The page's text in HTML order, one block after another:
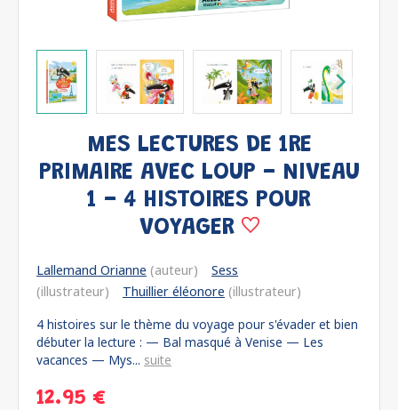
MES LECTURES DE 1RE
PRIMAIRE AVEC LOUP - NIVEAU
1 - 4 HISTOIRES POUR
VOYAGER
Lallemand Orianne (auteur)
Sess
(illustrateur)
Thuillier éléonore (illustrateur)
4 histoires sur le thème du voyage pour s'évader et bien
débuter la lecture : — Bal masqué à Venise — Les
vacances — Mys... suite
12.95 €